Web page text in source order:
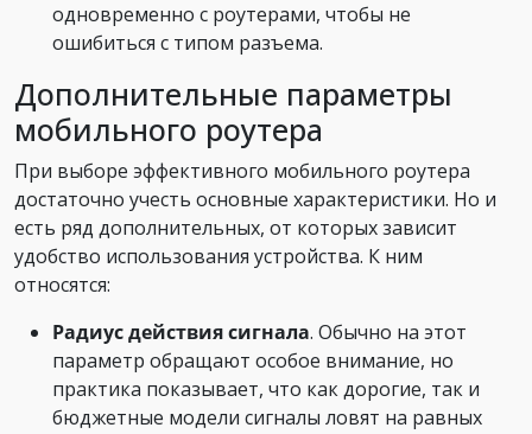
одновременно с роутерами, чтобы не
ошибиться с типом разъема.
Дополнительные параметры
мобильного роутера
При выборе эффективного мобильного роутера
достаточно учесть основные характеристики. Но и
есть ряд дополнительных, от которых зависит
удобство использования устройства. К ним
относятся:
Радиус действия сигнала. Обычно на этот
параметр обращают особое внимание, но
практика показывает, что как дорогие, так и
бюджетные модели сигналы ловят на равных